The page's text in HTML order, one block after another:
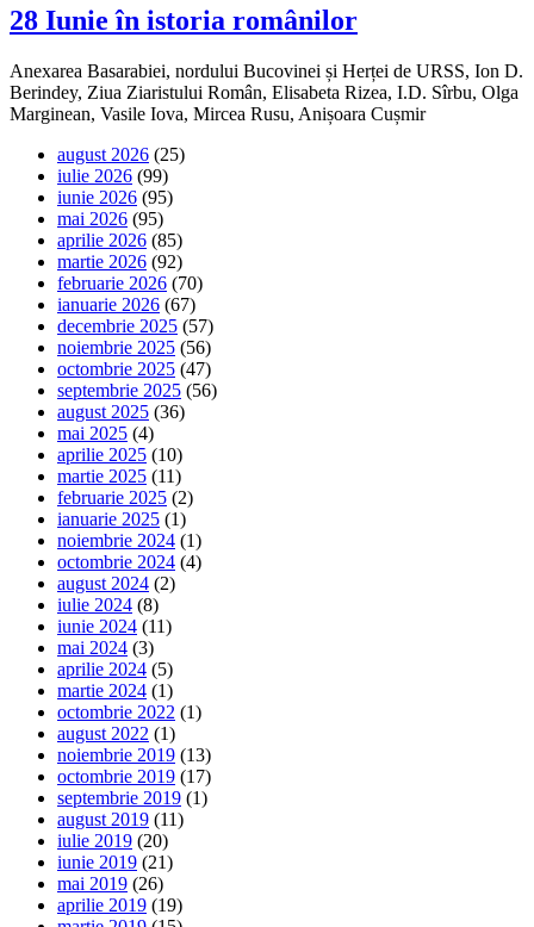
28 Iunie în istoria românilor
Anexarea Basarabiei, nordului Bucovinei și Herței de URSS, Ion D.
Berindey, Ziua Ziaristului Român, Elisabeta Rizea, I.D. Sîrbu, Olga
Marginean, Vasile Iova, Mircea Rusu, Anișoara Cușmir
august 2026 (25)
iulie 2026 (99)
iunie 2026 (95)
mai 2026 (95)
aprilie 2026 (85)
martie 2026 (92)
februarie 2026 (70)
ianuarie 2026 (67)
decembrie 2025 (57)
noiembrie 2025 (56)
octombrie 2025 (47)
septembrie 2025 (56)
august 2025 (36)
mai 2025 (4)
aprilie 2025 (10)
martie 2025 (11)
februarie 2025 (2)
ianuarie 2025 (1)
noiembrie 2024 (1)
octombrie 2024 (4)
august 2024 (2)
iulie 2024 (8)
iunie 2024 (11)
mai 2024 (3)
aprilie 2024 (5)
martie 2024 (1)
octombrie 2022 (1)
august 2022 (1)
noiembrie 2019 (13)
octombrie 2019 (17)
septembrie 2019 (1)
august 2019 (11)
iulie 2019 (20)
iunie 2019 (21)
mai 2019 (26)
aprilie 2019 (19)